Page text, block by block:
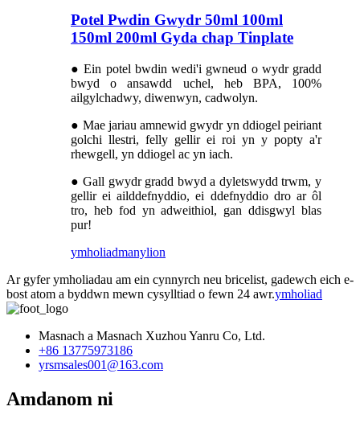
Potel Pwdin Gwydr 50ml 100ml
150ml 200ml Gyda chap Tinplate
● Ein potel bwdin wedi'i gwneud o wydr gradd
bwyd o ansawdd uchel, heb BPA, 100%
ailgylchadwy, diwenwyn, cadwolyn.
● Mae jariau amnewid gwydr yn ddiogel peiriant
golchi llestri, felly gellir ei roi yn y popty a'r
rhewgell, yn ddiogel ac yn iach.
● Gall gwydr gradd bwyd a dyletswydd trwm, y
gellir ei ailddefnyddio, ei ddefnyddio dro ar ôl
tro, heb fod yn adweithiol, gan ddisgwyl blas
pur!
ymholiadmanylion
Ar gyfer ymholiadau am ein cynnyrch neu bricelist, gadewch eich e-
bost atom a byddwn mewn cysylltiad o fewn 24 awr.ymholiad
Masnach a Masnach Xuzhou Yanru Co, Ltd.
+86 13775973186
yrsmsales001@163.com
Amdanom ni